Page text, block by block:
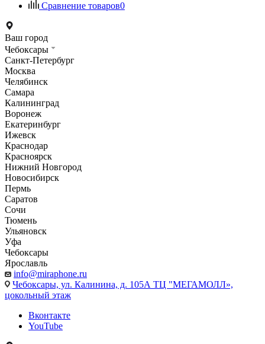
Сравнение товаров0
Ваш город
Чебоксары
Санкт-Петербург
Москва
Челябинск
Самара
Калининград
Воронеж
Екатеринбург
Ижевск
Краснодар
Красноярск
Нижний Новгород
Новосибирск
Пермь
Саратов
Сочи
Тюмень
Ульяновск
Уфа
Чебоксары
Ярославль
info@miraphone.ru
Чебоксары, ул. Калинина, д. 105А ТЦ "МЕГАМОЛЛ»,
цокольный этаж
Вконтакте
YouTube